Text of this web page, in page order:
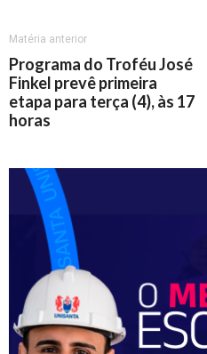
Matéria anterior
Programa do Troféu José
Finkel prevê primeira
etapa para terça (4), às 17
horas